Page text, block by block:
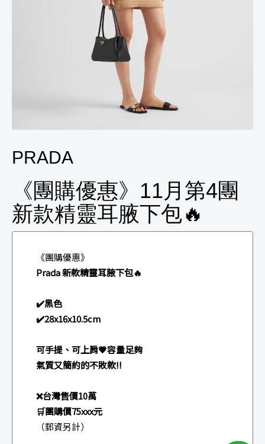
PRADA
《團購優惠》11月第4團
新款精靈耳腋下包🔥
《團購優惠》
Prada 新款精靈耳腋下包🔥
✔️黑色
✔️28x16x10.5cm
可手提、可上肩💗容量足夠
氣質又簡約的不敗款‼️
❌台灣售價10萬
🛒團購價75xxx元
（郵資另計）